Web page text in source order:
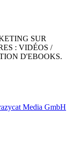
SUR
: VIDÉOS /
D'EBOOKS.
Media GmbH